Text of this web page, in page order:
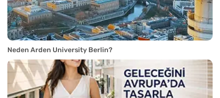
Neden Arden University Berlin?